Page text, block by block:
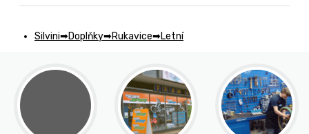
Silvini Doplňky Rukavice Letní